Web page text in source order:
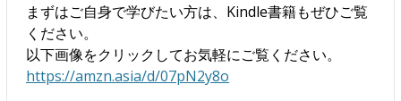
まずはご自身で学びたい方は、Kindle書籍もぜひご覧
ください。
以下画像をクリックしてお気軽にご覧ください。
https://amzn.asia/d/07pN2y8o